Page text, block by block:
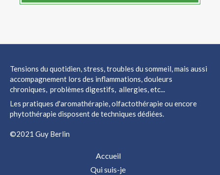
Tensions du quotidien, stress, troubles du sommeil, mais aussi
accompagnement lors des inflammations, douleurs
chroniques, problèmes digestifs, allergies, etc...
Les pratiques d'aromathérapie, olfactothérapie ou encore
phytothérapie disposent de techniques dédiées.
©2021 Guy Berlin
Accueil
Qui suis-je